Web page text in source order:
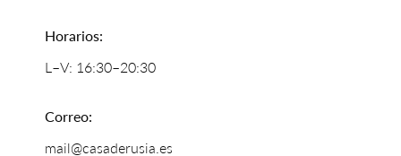
Horarios:
L–V: 16:30–20:30
Correo:
mail@casaderusia.es